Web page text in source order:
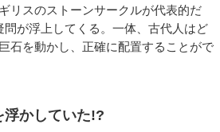
リスのストーンサークルが代表的だ
問が浮上してくる。一体、古代人はど
石を動かし、正確に配置することがで
浮かしていた!?